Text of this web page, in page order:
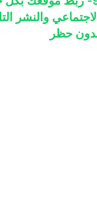
الاجتماعي والنشر
حظر